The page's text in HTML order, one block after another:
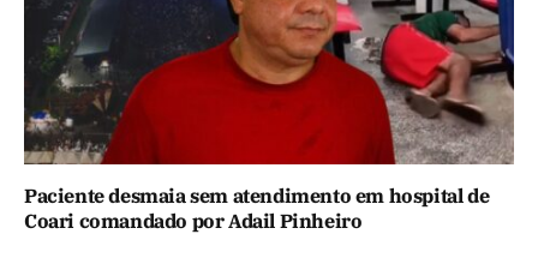
Paciente desmaia sem atendimento em hospital de
Coari comandado por Adail Pinheiro